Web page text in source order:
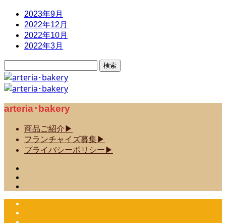
2023年9月
2022年12月
2022年10月
2022年3月
索:
arteria･bakery
商品ご紹介▶
フランチャイズ募集▶
プライバシーポリシー▶